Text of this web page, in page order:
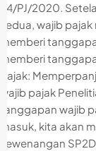
34/PJ/2020.
kedua, wajib
memberi
memberi
pajak:
wajib pajak
tanggapan wajib
masuk, kita akan
kewenangan